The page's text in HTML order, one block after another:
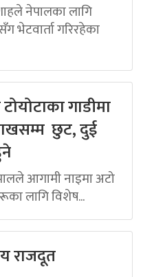
नेपालका लागि
भेटवार्ता गरिरहेका
गाडीमा
छुट, दुई
आगामी नाइमा अटो
लागि विशेष...
राजदूत